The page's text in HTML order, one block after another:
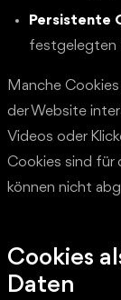
Persistente
festgelegten
Manche
der Website
Videos oder
Cookies sind für
können nicht
Cookies
Daten